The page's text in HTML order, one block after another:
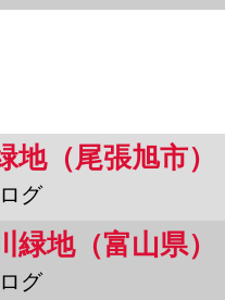
地（尾張旭市）
グ
緑地（富山県）
グ